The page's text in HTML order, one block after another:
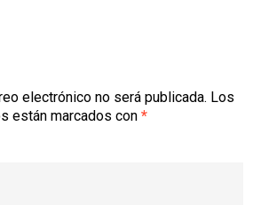
electrónico no será publicada. Los
están marcados con *